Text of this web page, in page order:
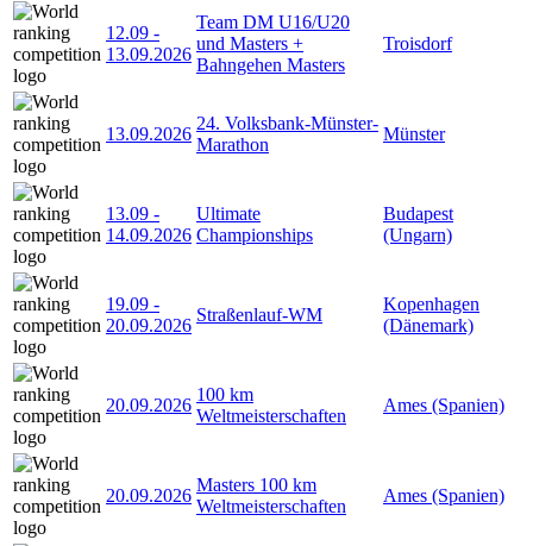
12.09 -
13.09.2026
Team DM U16/U20
und Masters +
Bahngehen Masters
Troisdorf
13.09.2026
24. Volksbank-Münster-
Marathon
Münster
13.09 -
14.09.2026
Ultimate
Championships
Budapest
(Ungarn)
19.09 -
20.09.2026
Straßenlauf-WM
Kopenhagen
(Dänemark)
20.09.2026
100 km
Weltmeisterschaften
Ames (Spanien)
20.09.2026
Masters 100 km
Weltmeisterschaften
Ames (Spanien)